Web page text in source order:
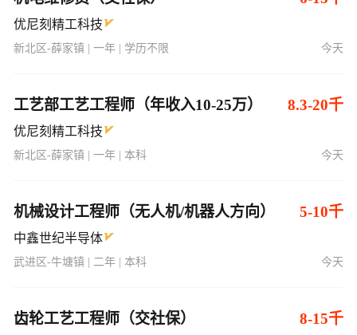
优尼刻精工科技
新北区-薛家镇 | 一年 | 学历不限 今天
工艺部工艺工程师（年收入10-25万） 8.3-20千
优尼刻精工科技
新北区-薛家镇 | 一年 | 本科 今天
机械设计工程师（无人机/机器人方向） 5-10千
中鑫世纪半导体
武进区-牛塘镇 | 二年 | 本科 今天
齿轮工艺工程师（交社保） 8-15千